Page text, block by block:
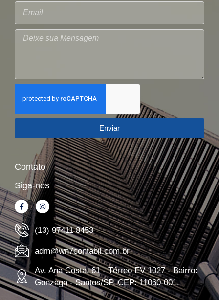
Enviar
Contato
Siga-nos
(13) 97411 8453
adm@wn7contabil.com.br
Av. Ana Costa, 61 - Térreo EV 1027 - Bairro:
Gonzaga - Santos/SP, CEP: 11060-001.